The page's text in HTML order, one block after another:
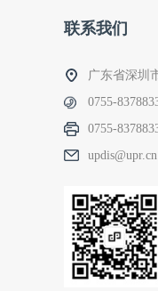
联系我们
广东省深圳
0755-
0755-
updis@upr.cn